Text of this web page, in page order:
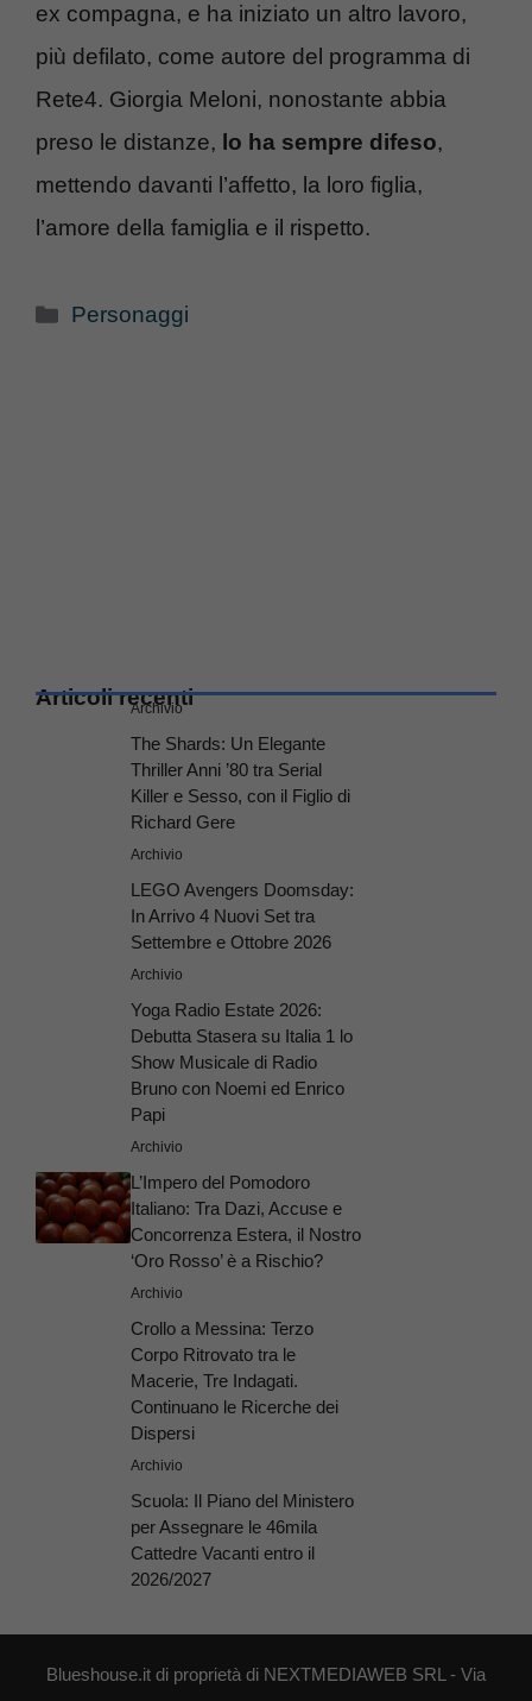
ex compagna, e ha iniziato un altro lavoro,
più defilato, come autore del programma di
Rete4. Giorgia Meloni, nonostante abbia
preso le distanze, lo ha sempre difeso,
mettendo davanti l’affetto, la loro figlia,
l’amore della famiglia e il rispetto.
Categorie
Personaggi
Articoli recenti
Archivio
The Shards: Un Elegante
Thriller Anni ’80 tra Serial
Killer e Sesso, con il Figlio di
Richard Gere
Archivio
LEGO Avengers Doomsday:
In Arrivo 4 Nuovi Set tra
Settembre e Ottobre 2026
Archivio
Yoga Radio Estate 2026:
Debutta Stasera su Italia 1 lo
Show Musicale di Radio
Bruno con Noemi ed Enrico
Papi
Archivio
L’Impero del Pomodoro
Italiano: Tra Dazi, Accuse e
Concorrenza Estera, il Nostro
‘Oro Rosso’ è a Rischio?
Archivio
Crollo a Messina: Terzo
Corpo Ritrovato tra le
Macerie, Tre Indagati.
Continuano le Ricerche dei
Dispersi
Archivio
Scuola: Il Piano del Ministero
per Assegnare le 46mila
Cattedre Vacanti entro il
2026/2027
Blueshouse.it di proprietà di NEXTMEDIAWEB SRL - Via